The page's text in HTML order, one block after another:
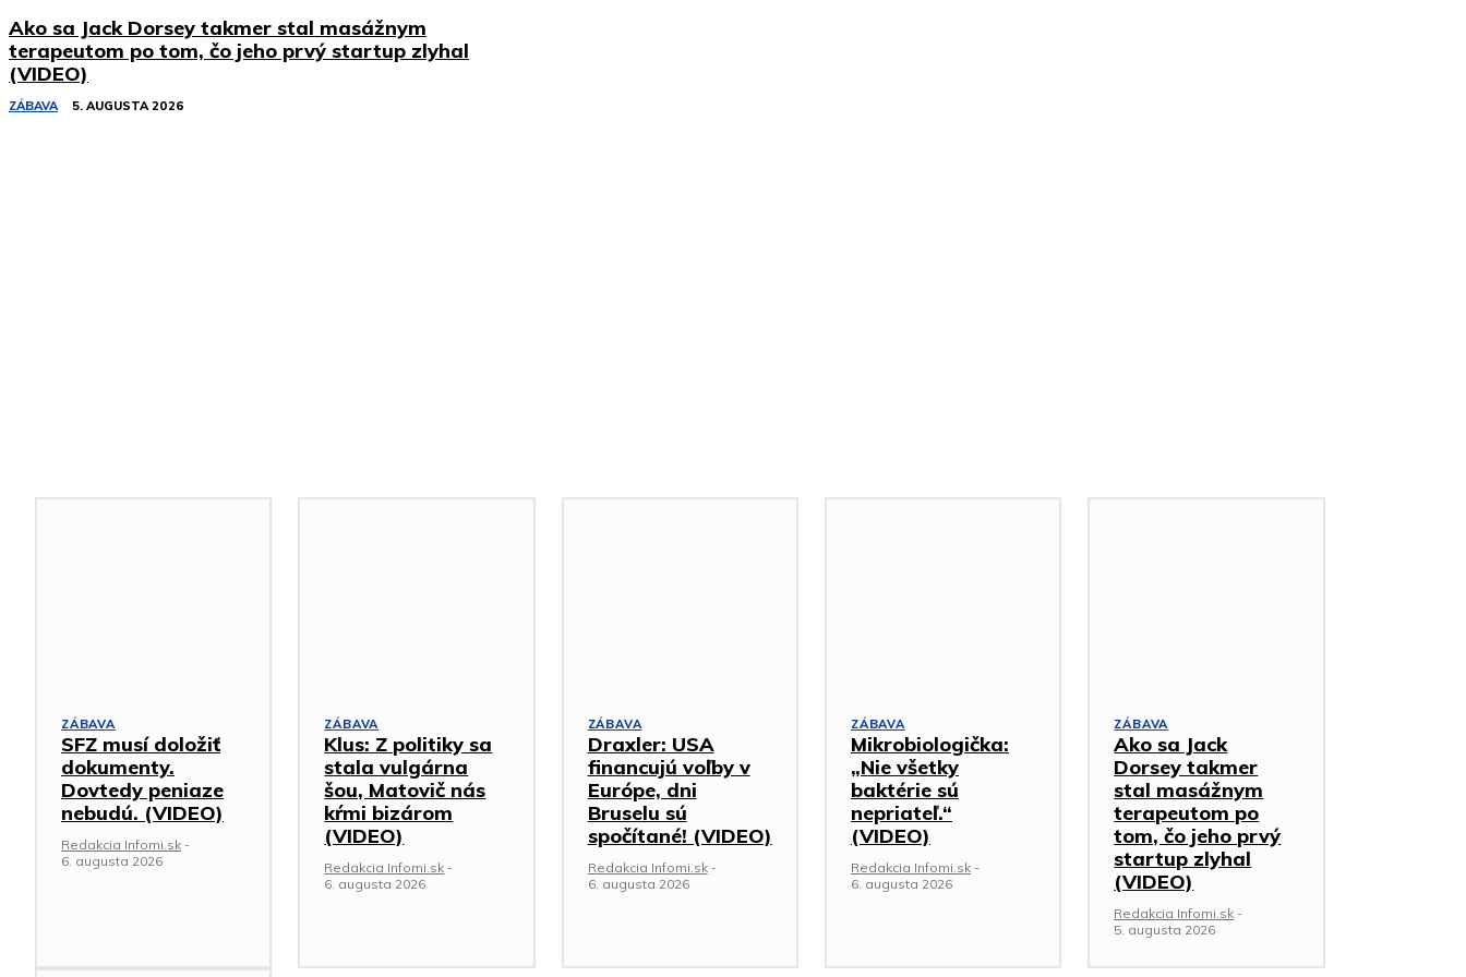
Ako sa Jack Dorsey takmer stal masážnym
terapeutom po tom, čo jeho prvý startup zlyhal
(VIDEO)
ZÁBAVA 5. AUGUSTA 2026
ZÁBAVA
SFZ musí doložiť
dokumenty.
Dovtedy peniaze
nebudú. (VIDEO)
Redakcia Infomi.sk -
6. augusta 2026
ZÁBAVA
Klus: Z politiky sa
stala vulgárna
šou, Matovič nás
kŕmi bizárom
(VIDEO)
Redakcia Infomi.sk -
6. augusta 2026
ZÁBAVA
Draxler: USA
financujú voľby v
Európe, dni
Bruselu sú
spočítané! (VIDEO)
Redakcia Infomi.sk -
6. augusta 2026
ZÁBAVA
Mikrobiologička:
„Nie všetky
baktérie sú
nepriateľ.“
(VIDEO)
Redakcia Infomi.sk -
6. augusta 2026
ZÁBAVA
Ako sa Jack
Dorsey takmer
stal masážnym
terapeutom po
tom, čo jeho prvý
startup zlyhal
(VIDEO)
Redakcia Infomi.sk -
5. augusta 2026